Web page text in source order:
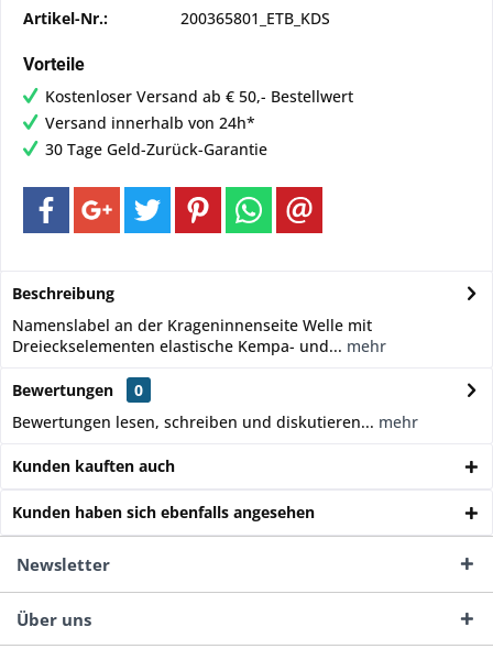
Artikel-Nr.: 200365801_ETB_KDS
Vorteile
Kostenloser Versand ab € 50,- Bestellwert
Versand innerhalb von 24h*
30 Tage Geld-Zurück-Garantie
Beschreibung
Namenslabel an der Krageninnenseite Welle mit
Dreieckselementen elastische Kempa- und... mehr
Bewertungen
0
Bewertungen lesen, schreiben und diskutieren... mehr
Kunden kauften auch
Kunden haben sich ebenfalls angesehen
Newsletter
Über uns